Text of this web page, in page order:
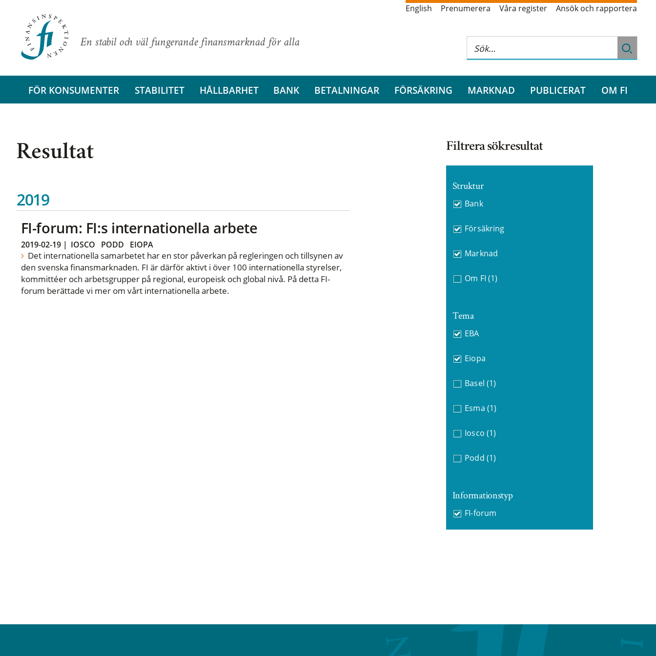
En stabil och väl fungerande finansmarknad för alla
English Prenumerera Våra register Ansök och rapportera
FÖR KONSUMENTER STABILITET HÅLLBARHET BANK BETALNINGAR FÖRSÄKRING MARKNAD PUBLICERAT OM FI
Resultat
2019
FI-forum: FI:s internationella arbete
2019-02-19| IOSCO PODD EIOPA
Det internationella samarbetet har en stor påverkan på regleringen och tillsynen av
den svenska finansmarknaden. FI är därför aktivt i över 100 internationella styrelser,
kommittéer och arbetsgrupper på regional, europeisk och global nivå. På detta FI-
forum berättade vi mer om vårt internationella arbete.
Filtrera sökresultat
Struktur
Bank
Försäkring
Marknad
Om FI (1)
Tema
EBA
Eiopa
Basel (1)
Esma (1)
Iosco (1)
Podd (1)
Informationstyp
FI-forum